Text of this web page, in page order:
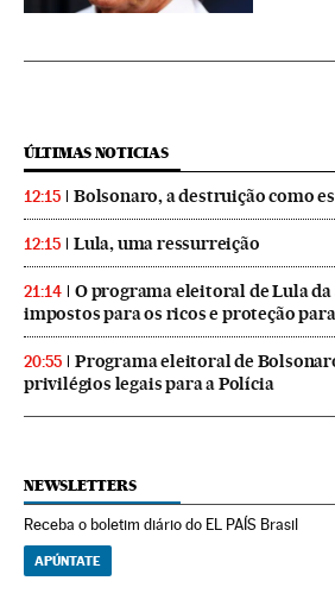
ÚLTIMAS NOTICIAS
12:15 Bolsonaro, a destruição como
12:15 Lula, uma ressurreição
21:14
O programa eleitoral de Lula da
impostos para os ricos e proteção
20:55
Programa eleitoral de
privilégios legais para a Polícia
NEWSLETTERS
Receba o boletim diário do EL PAÍS Brasil
APÚNTATE